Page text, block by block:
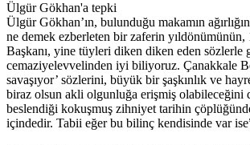
Ülgür Gökhan'a tepki
Ülgür Gökhan’ın, bulunduğu makamın
ne demek ezberleten bir zaferin
Başkanı, yine tüyleri diken diken eden sözlerle
cemaziyelevvelinden iyi biliyoruz. Çanakkale
savaşıyor’ sözlerini, büyük bir şaşkınlık ve
biraz olsun akli olgunluğa erişmiş olabileceğini
beslendiği kokuşmuş zihniyet tarihin
içindedir. Tabii eğer bu bilinç kendisinde var